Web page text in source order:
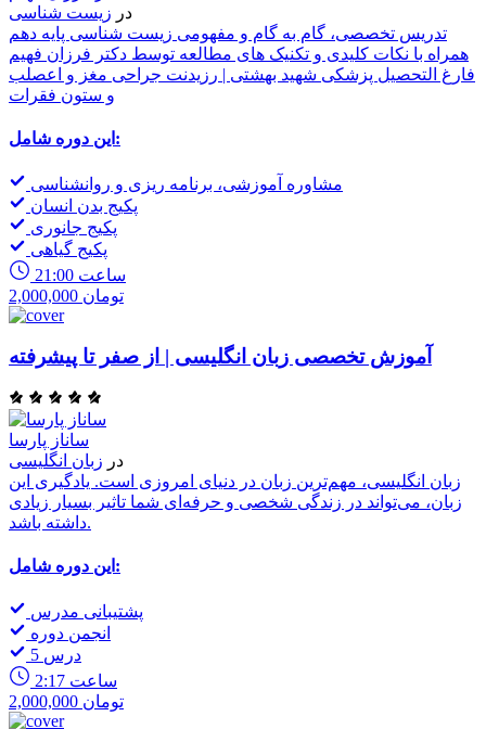
در زیست شناسی
تدریس تخصصی، گام به گام و مفهومی زیست شناسی پایه دهم
همراه با نکات کلیدی و تکنیک های مطالعه توسط دکتر فرزان فهیم
فارغ التحصیل پزشکی شهید بهشتی | رزیدنت جراحی مغز و اعصلب
و ستون فقرات
این دوره شامل:
مشاوره آموزشی، برنامه ریزی و روانشناسی
پکیج بدن انسان
پکیج جانوری
پکیج گیاهی
21:00 ساعت
2,000,000 تومان
آموزش تخصصی زبان انگلیسی | از صفر تا پیشرفته
ساناز پارسا
در زبان انگلیسی
زبان انگلیسی، مهم‌ترین زبان در دنیای امروزی است. یادگیری این
زبان، می‌تواند در زندگی شخصی و حرفه‌ای شما تاثیر بسیار زیادی
داشته باشد.
این دوره شامل:
پشتیبانی مدرس
انجمن دوره
5 درس
2:17 ساعت
2,000,000 تومان